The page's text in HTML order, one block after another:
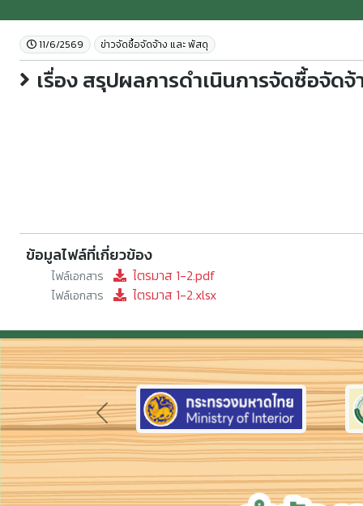
11/6/2569 ข่าวจัดชื้อจัดจ้าง และ พัสดุ
เรื่อง สรุปผลการดำเนินการจัดซื้อจัด
ข้อมูลไฟล์ที่เกี่ยวข้อง
ไฟล์เอกสาร ไตรมาส 1-2.pdf
ไฟล์เอกสาร ไตรมาส 1-2.xlsx
Previous